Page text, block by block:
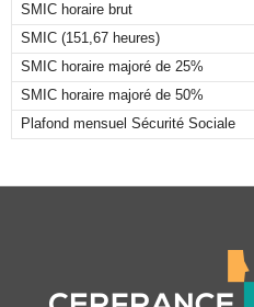
SMIC horaire brut
SMIC (151,67 heures)
SMIC horaire majoré de 25%
SMIC horaire majoré de 50%
Plafond mensuel Sécurité Sociale